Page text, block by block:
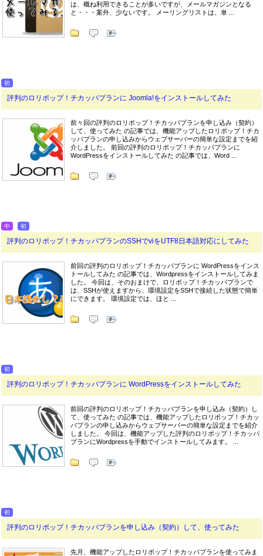
は、概ね利用できることが多いですが、メールマガジンとなる
と・・・案外、少ないです。 メーリングリストは、単 ...
初
評判のロリポップ！チカッパプランに Joomla!をインストールしてみた
前々回の評判のロリポップ！チカッパプランを申し込み（契約）
して、使ってみた の記事では、機能アップしたロリポップ！チカ
ッパプランの申し込みからウェブサーバーの簡単な設定までを紹
介しました。 前回の評判のロリポップ！チカッパプランに
WordPressをインストールしてみた の記事では、Word ...
中 初
評判のロリポップ！チカッパプランのSSHでviをUTF8日本語対応にしてみた
前回の評判のロリポップ！チカッパプランに WordPressをインス
トールしてみた の記事では、Wordpressをインストールしてみま
した。 今回は、そのおまけで、ロリポップ！チカッパプランで
は、SSHが使えますから、環境設定をSSHで接続した状態で簡単
にできます。 環境設定では、ほと ...
初
評判のロリポップ！チカッパプランに WordPressをインストールしてみた
前回の評判のロリポップ！チカッパプランを申し込み（契約）し
て、使ってみた の記事では、機能アップしたロリポップ！チカッ
パプランの申し込みからウェブサーバーの簡単な設定までを紹介
しました。 今回は、機能アップした評判のロリポップ！チカッパ
プランにWordpressを手動でインストールしてみます。 ...
初
評判のロリポップ！チカッパプランを申し込み（契約）して、使ってみた
先月、機能アップしたロリポップ！チカッパプランを使ってみま